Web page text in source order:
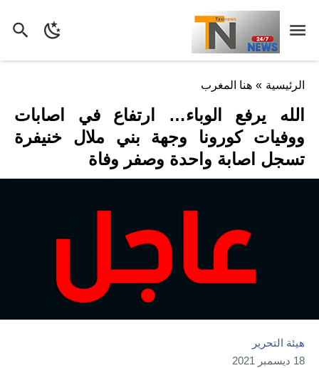
الرئيسية » هنا المغرب
الله يرفع الوباء… ارتفاع في اصابات
ووفيات كورونا وجهة بني ملال خنيفرة
تسجل اصابة واحدة وصفر وفاة
هيئة التحرير
18 ديسمبر 2021